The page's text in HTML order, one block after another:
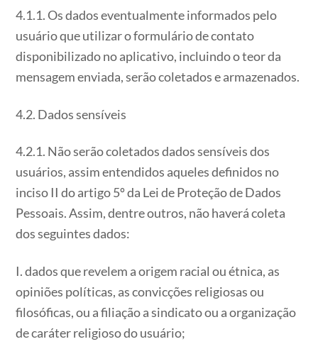
4.1.1. Os dados eventualmente informados pelo
usuário que utilizar o formulário de contato
disponibilizado no aplicativo, incluindo o teor da
mensagem enviada, serão coletados e armazenados.
4.2. Dados sensíveis
4.2.1. Não serão coletados dados sensíveis dos
usuários, assim entendidos aqueles definidos no
inciso II do artigo 5º da Lei de Proteção de Dados
Pessoais. Assim, dentre outros, não haverá coleta
dos seguintes dados:
I. dados que revelem a origem racial ou étnica, as
opiniões políticas, as convicções religiosas ou
filosóficas, ou a filiação a sindicato ou a organização
de caráter religioso do usuário;